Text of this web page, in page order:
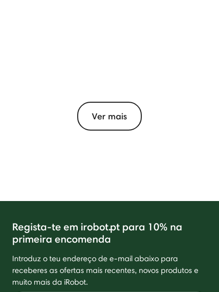
Ver mais
Regista-te em irobot.pt para 10% na
primeira encomenda
Introduz o teu endereço de e-mail abaixo para
receberes as ofertas mais recentes, novos produtos e
muito mais da iRobot.